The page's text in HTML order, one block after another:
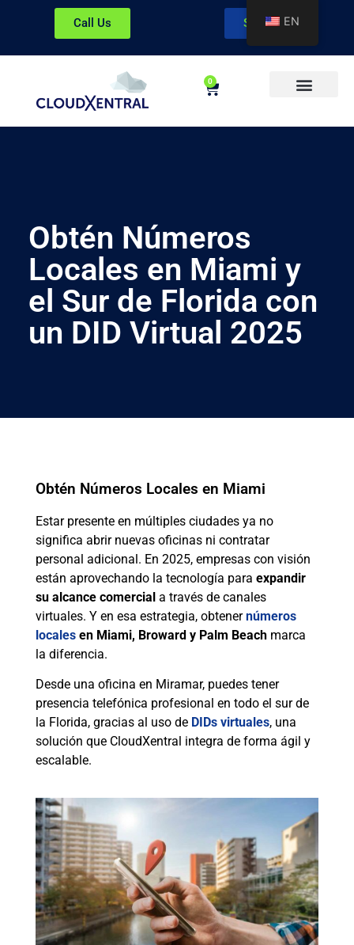
Call Us Sign In
0
Obtén Números
Locales en Miami y
el Sur de Florida con
un DID Virtual 2025
Obtén Números Locales en Miami
Estar presente en múltiples ciudades ya no
significa abrir nuevas oficinas ni contratar
personal adicional. En 2025, empresas con visión
están aprovechando la tecnología para expandir
su alcance comercial a través de canales
virtuales. Y en esa estrategia, obtenernúmeros
locales en Miami, Broward y Palm Beach marca
la diferencia.
Desde una oficina en Miramar, puedes tener
presencia telefónica profesional en todo el sur de
la Florida, gracias al uso de DIDs virtuales, una
solución que CloudXentral integra de forma ágil y
escalable.
EN